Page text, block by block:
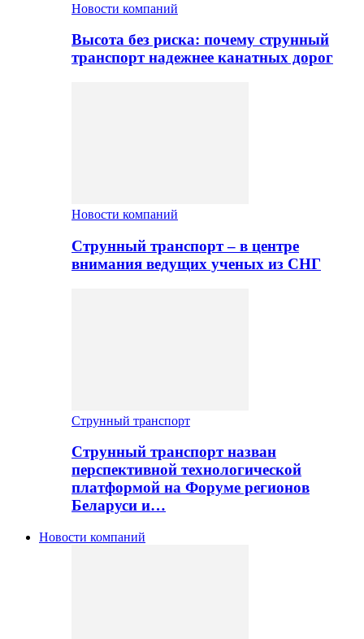
Новости компаний
Высота без риска: почему струнный
транспорт надежнее канатных дорог
Новости компаний
Струнный транспорт – в центре
внимания ведущих ученых из СНГ
Струнный транспорт
Струнный транспорт назван
перспективной технологической
платформой на Форуме регионов
Беларуси и…
Новости компаний